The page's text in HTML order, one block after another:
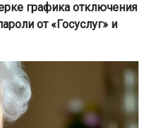
графика отключения
от «Госуслуг» и